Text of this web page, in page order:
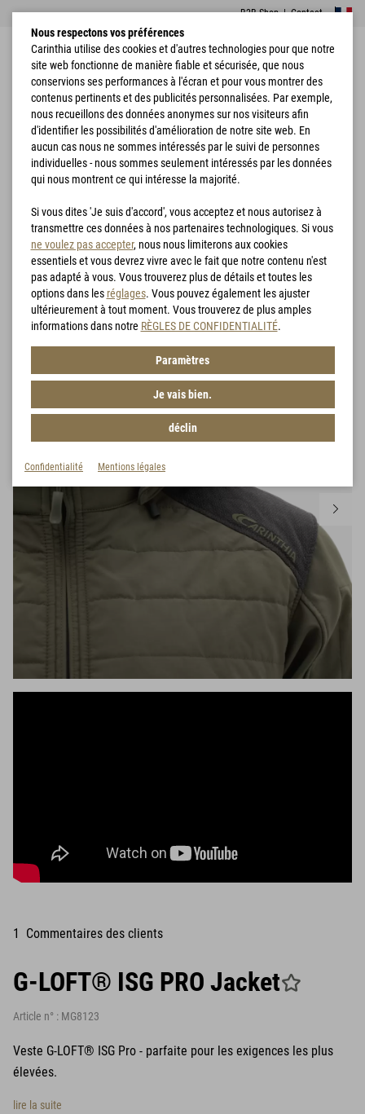
B2B Shop|Contact
Accueil Vêtements Vestes G-LOFT® ISG PRO Jacket
1 Commentaires des clients
G-LOFT® ISG PRO Jacket
Article n° : MG8123
Veste G-LOFT® ISG Pro - parfaite pour les exigences les plus
élevées.
lire la suite
Nous respectons vos préférences
Carinthia utilise des cookies et d'autres technologies pour que notre
site web fonctionne de manière fiable et sécurisée, que nous
conservions ses performances à l'écran et pour vous montrer des
contenus pertinents et des publicités personnalisées. Par exemple,
nous recueillons des données anonymes sur nos visiteurs afin
d'identifier les possibilités d'amélioration de notre site web. En
aucun cas nous ne sommes intéressés par le suivi de personnes
individuelles - nous sommes seulement intéressés par les données
qui nous montrent ce qui intéresse la majorité.
Si vous dites 'Je suis d'accord', vous acceptez et nous autorisez à
transmettre ces données à nos partenaires technologiques. Si vous
ne voulez pas accepter, nous nous limiterons aux cookies
essentiels et vous devrez vivre avec le fait que notre contenu n'est
pas adapté à vous. Vous trouverez plus de détails et toutes les
options dans les réglages. Vous pouvez également les ajuster
ultérieurement à tout moment. Vous trouverez de plus amples
informations dans notre RÈGLES DE CONFIDENTIALITÉ.
Paramètres
Je vais bien.
déclin
Confidentialité Mentions légales